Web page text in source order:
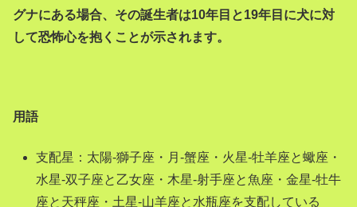
グナにある場合、その誕生者は10年目と19年目に犬に対
して恐怖心を抱くことが示されます。
用語
支配星：太陽-獅子座・月-蟹座・火星-牡羊座と蠍座・
水星-双子座と乙女座・木星-射手座と魚座・金星-牡牛
座と天秤座・土星-山羊座と水瓶座を支配している